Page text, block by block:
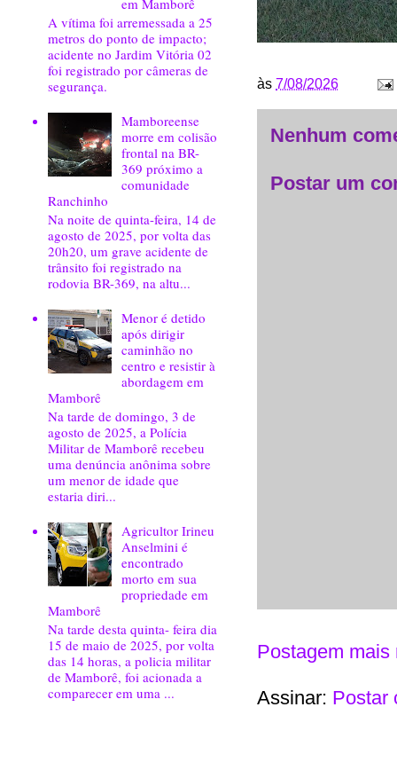
às 7/08/2026
Nenhum
Postar um
Postagem mais
Assinar: Postar
A vítima foi arremessada a 25
metros do ponto de impacto;
acidente no Jardim Vitória 02
foi registrado por câmeras de
segurança.
Mamboreense
morre em colisão
frontal na BR-
369 próximo a
comunidade
Ranchinho
Na noite de quinta-feira, 14 de
agosto de 2025, por volta das
20h20, um grave acidente de
trânsito foi registrado na
rodovia BR-369, na altu...
Menor é detido
após dirigir
caminhão no
centro e resistir à
abordagem em
Mamborê
Na tarde de domingo, 3 de
agosto de 2025, a Polícia
Militar de Mamborê recebeu
uma denúncia anônima sobre
um menor de idade que
estaria diri...
Agricultor Irineu
Anselmini é
encontrado
morto em sua
propriedade em
Mamborê
Na tarde desta quinta- feira dia
15 de maio de 2025, por volta
das 14 horas, a policia militar
de Mamborê, foi acionada a
comparecer em uma ...